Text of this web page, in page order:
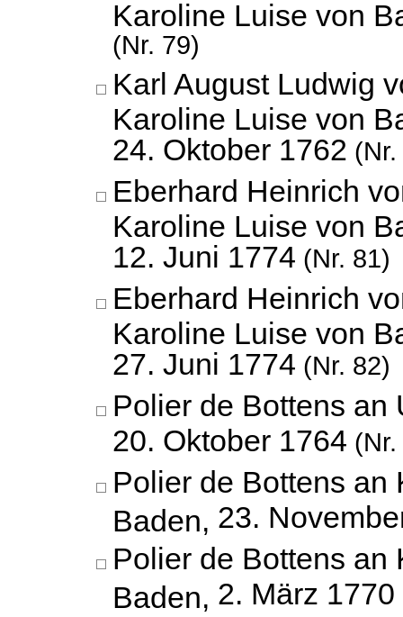
Karoline Luise von
(Nr. 79)
Karl August Ludwig
Karoline Luise von
24. Oktober 1762
Eberhard Heinrich
Karoline Luise von
12. Juni 1774 (Nr. 81)
Eberhard Heinrich
Karoline Luise von
27. Juni 1774 (Nr. 82)
Polier de Bottens an
20. Oktober 1764
Polier de Bottens an
Baden, 23.
Polier de Bottens an
Baden, 2. März 1770